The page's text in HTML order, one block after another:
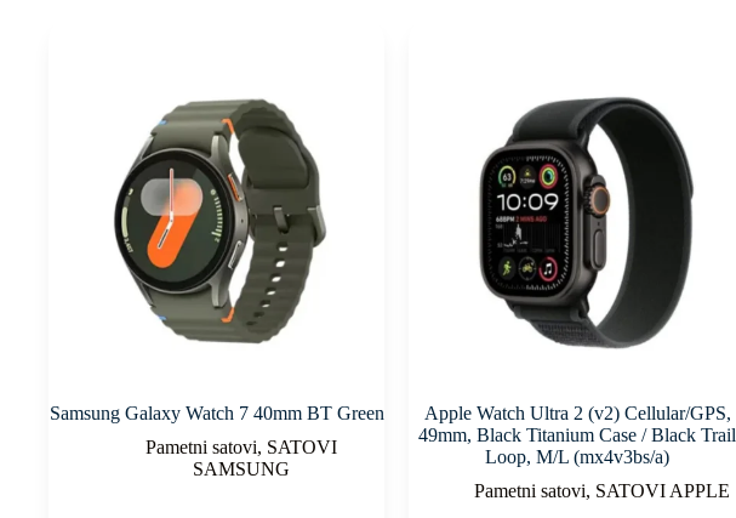
Samsung Galaxy Watch 7 40mm BT Green
Pametni satovi, SATOVI
SAMSUNG
Apple Watch Ultra 2 (v2) Cellular/GPS,
49mm, Black Titanium Case / Black Trail
Loop, M/L (mx4v3bs/a)
Pametni satovi, SATOVI APPLE